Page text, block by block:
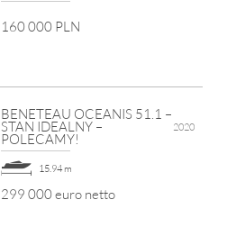
160 000 PLN
BENETEAU OCEANIS 51.1 –
STAN IDEALNY –
POLECAMY!
2020
15.94 m
299 000 euro netto